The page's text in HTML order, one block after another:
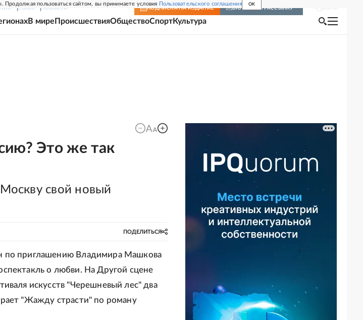
пользоваться сайтом, вы принимаете условия Пользовательского соглашения OK
СОЮЗ НОВОСТИ ПОДПИСКА НА ИЗДАНИЕ ВКЛЮЧИТЬ РАССЫЛКУ
В мире ПроисшествияОбществоСпортКультура
Это же так
свой новый
ПОДЕЛИТЬСЯ
по приглашению Владимира Машкова
о любви. На Другой сцене
искусств "Черешневый лес" два
"Жажду страсти" по роману